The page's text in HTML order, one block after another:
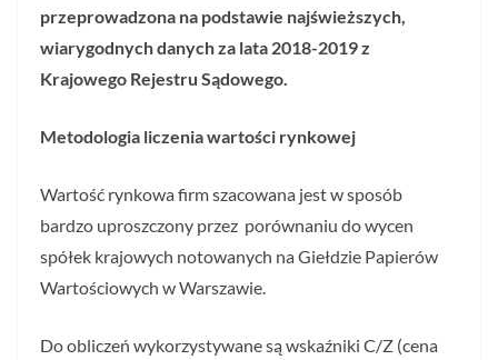
przeprowadzona na podstawie najświeższych,
wiarygodnych danych za lata 2018-2019 z
Krajowego Rejestru Sądowego.
Metodologia liczenia wartości rynkowej
Wartość rynkowa firm szacowana jest w sposób
bardzo uproszczony przez porównaniu do wycen
spółek krajowych notowanych na Giełdzie Papierów
Wartościowych w Warszawie.
Do obliczeń wykorzystywane są wskaźniki C/Z (cena